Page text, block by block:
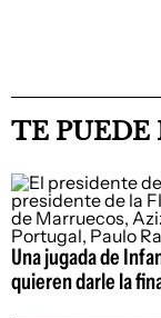
TE PUEDE
Una jugada de
quieren darle la